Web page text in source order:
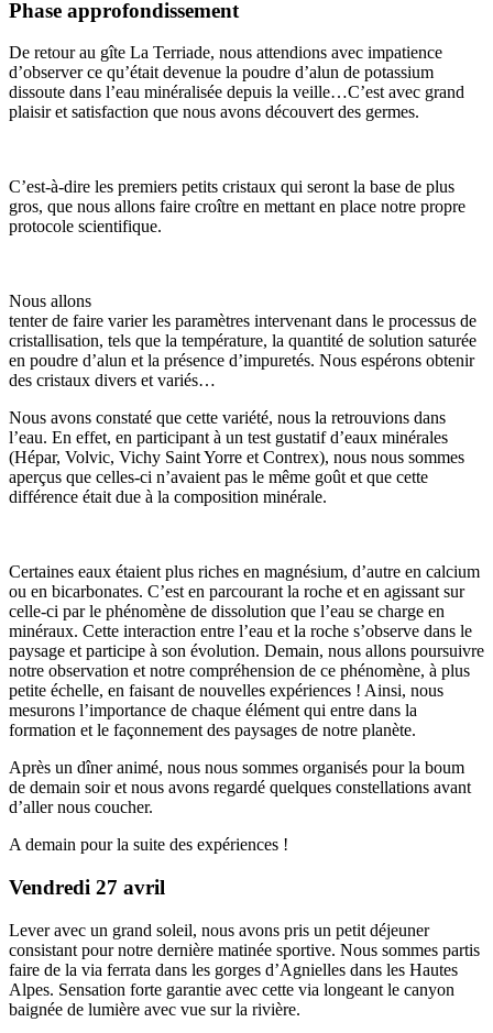
Phase approfondissement
De retour au gîte La Terriade, nous attendions avec impatience
d’observer ce qu’était devenue la poudre d’alun de potassium
dissoute dans l’eau minéralisée depuis la veille…C’est avec grand
plaisir et satisfaction que nous avons découvert des germes.
C’est-à-dire les premiers petits cristaux qui seront la base de plus
gros, que nous allons faire croître en mettant en place notre propre
protocole scientifique.
Nous allons
tenter de faire varier les paramètres intervenant dans le processus de
cristallisation, tels que la température, la quantité de solution saturée
en poudre d’alun et la présence d’impuretés. Nous espérons obtenir
des cristaux divers et variés…
Nous avons constaté que cette variété, nous la retrouvions dans
l’eau. En effet, en participant à un test gustatif d’eaux minérales
(Hépar, Volvic, Vichy Saint Yorre et Contrex), nous nous sommes
aperçus que celles-ci n’avaient pas le même goût et que cette
différence était due à la composition minérale.
Certaines eaux étaient plus riches en magnésium, d’autre en calcium
ou en bicarbonates. C’est en parcourant la roche et en agissant sur
celle-ci par le phénomène de dissolution que l’eau se charge en
minéraux. Cette interaction entre l’eau et la roche s’observe dans le
paysage et participe à son évolution. Demain, nous allons poursuivre
notre observation et notre compréhension de ce phénomène, à plus
petite échelle, en faisant de nouvelles expériences ! Ainsi, nous
mesurons l’importance de chaque élément qui entre dans la
formation et le façonnement des paysages de notre planète.
Après un dîner animé, nous nous sommes organisés pour la boum
de demain soir et nous avons regardé quelques constellations avant
d’aller nous coucher.
A demain pour la suite des expériences !
Vendredi 27 avril
Lever avec un grand soleil, nous avons pris un petit déjeuner
consistant pour notre dernière matinée sportive. Nous sommes partis
faire de la via ferrata dans les gorges d’Agnielles dans les Hautes
Alpes. Sensation forte garantie avec cette via longeant le canyon
baignée de lumière avec vue sur la rivière.